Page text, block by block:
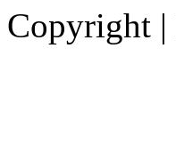
Copyright |